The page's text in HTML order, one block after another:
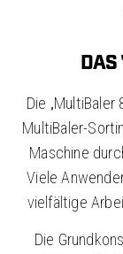
DAS
Die „MultiBaler
MultiBaler-
Maschine
Viele
vielfältige
Die